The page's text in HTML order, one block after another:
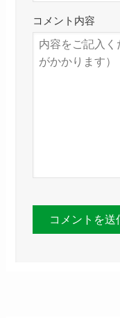
コメント内容